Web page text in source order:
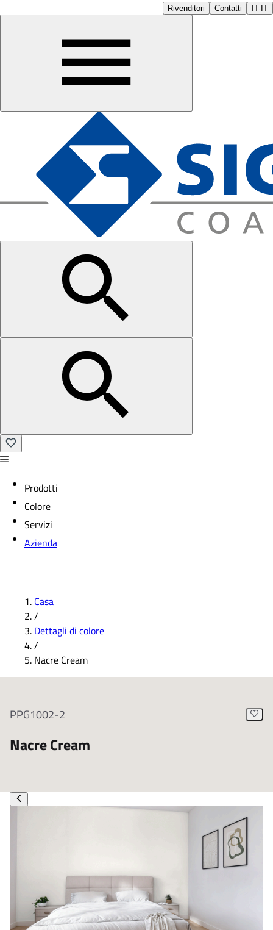
Rivenditori Contatti IT-IT
Prodotti
Colore
Servizi
Azienda
Casa
/
Dettagli di colore
/
Nacre Cream
PPG1002-2
Nacre Cream